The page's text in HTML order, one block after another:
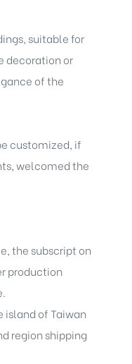
, suitable for
decoration or
of the
customized, if
welcomed the
the subscript on
production
island of Taiwan
region shipping